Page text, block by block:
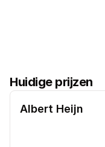
Huidige prijzen
Albert Heijn